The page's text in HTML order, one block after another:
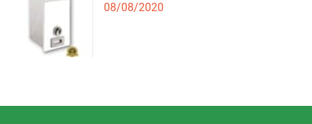
08/08/2020